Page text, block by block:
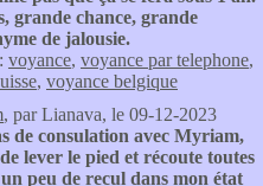
grande chance, grande
de jalousie.
voyance, voyance par telephone,
, voyance belgique
, par Lianava, le 09-12-2023
de consulation avec Myriam,
lever le pied et récoute toutes
peu de recul dans mon état